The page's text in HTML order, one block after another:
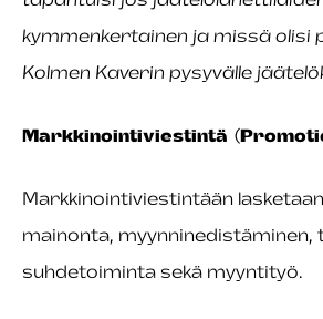
kymmenkertainen ja missä olisi
Kolmen Kaverin pysyvälle
Markkinointiviestintä
Markkinointiviestintään
mainonta, myynninedistäminen,
suhdetoiminta sekä myyntityö.